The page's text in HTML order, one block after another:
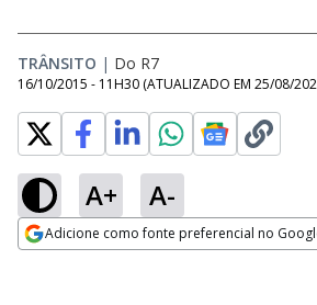
TRÂNSITO | Do R7
16/10/2015 - 11H30 (ATUALIZADO EM 25/08/
A+ A-
Adicione como fonte preferencial no